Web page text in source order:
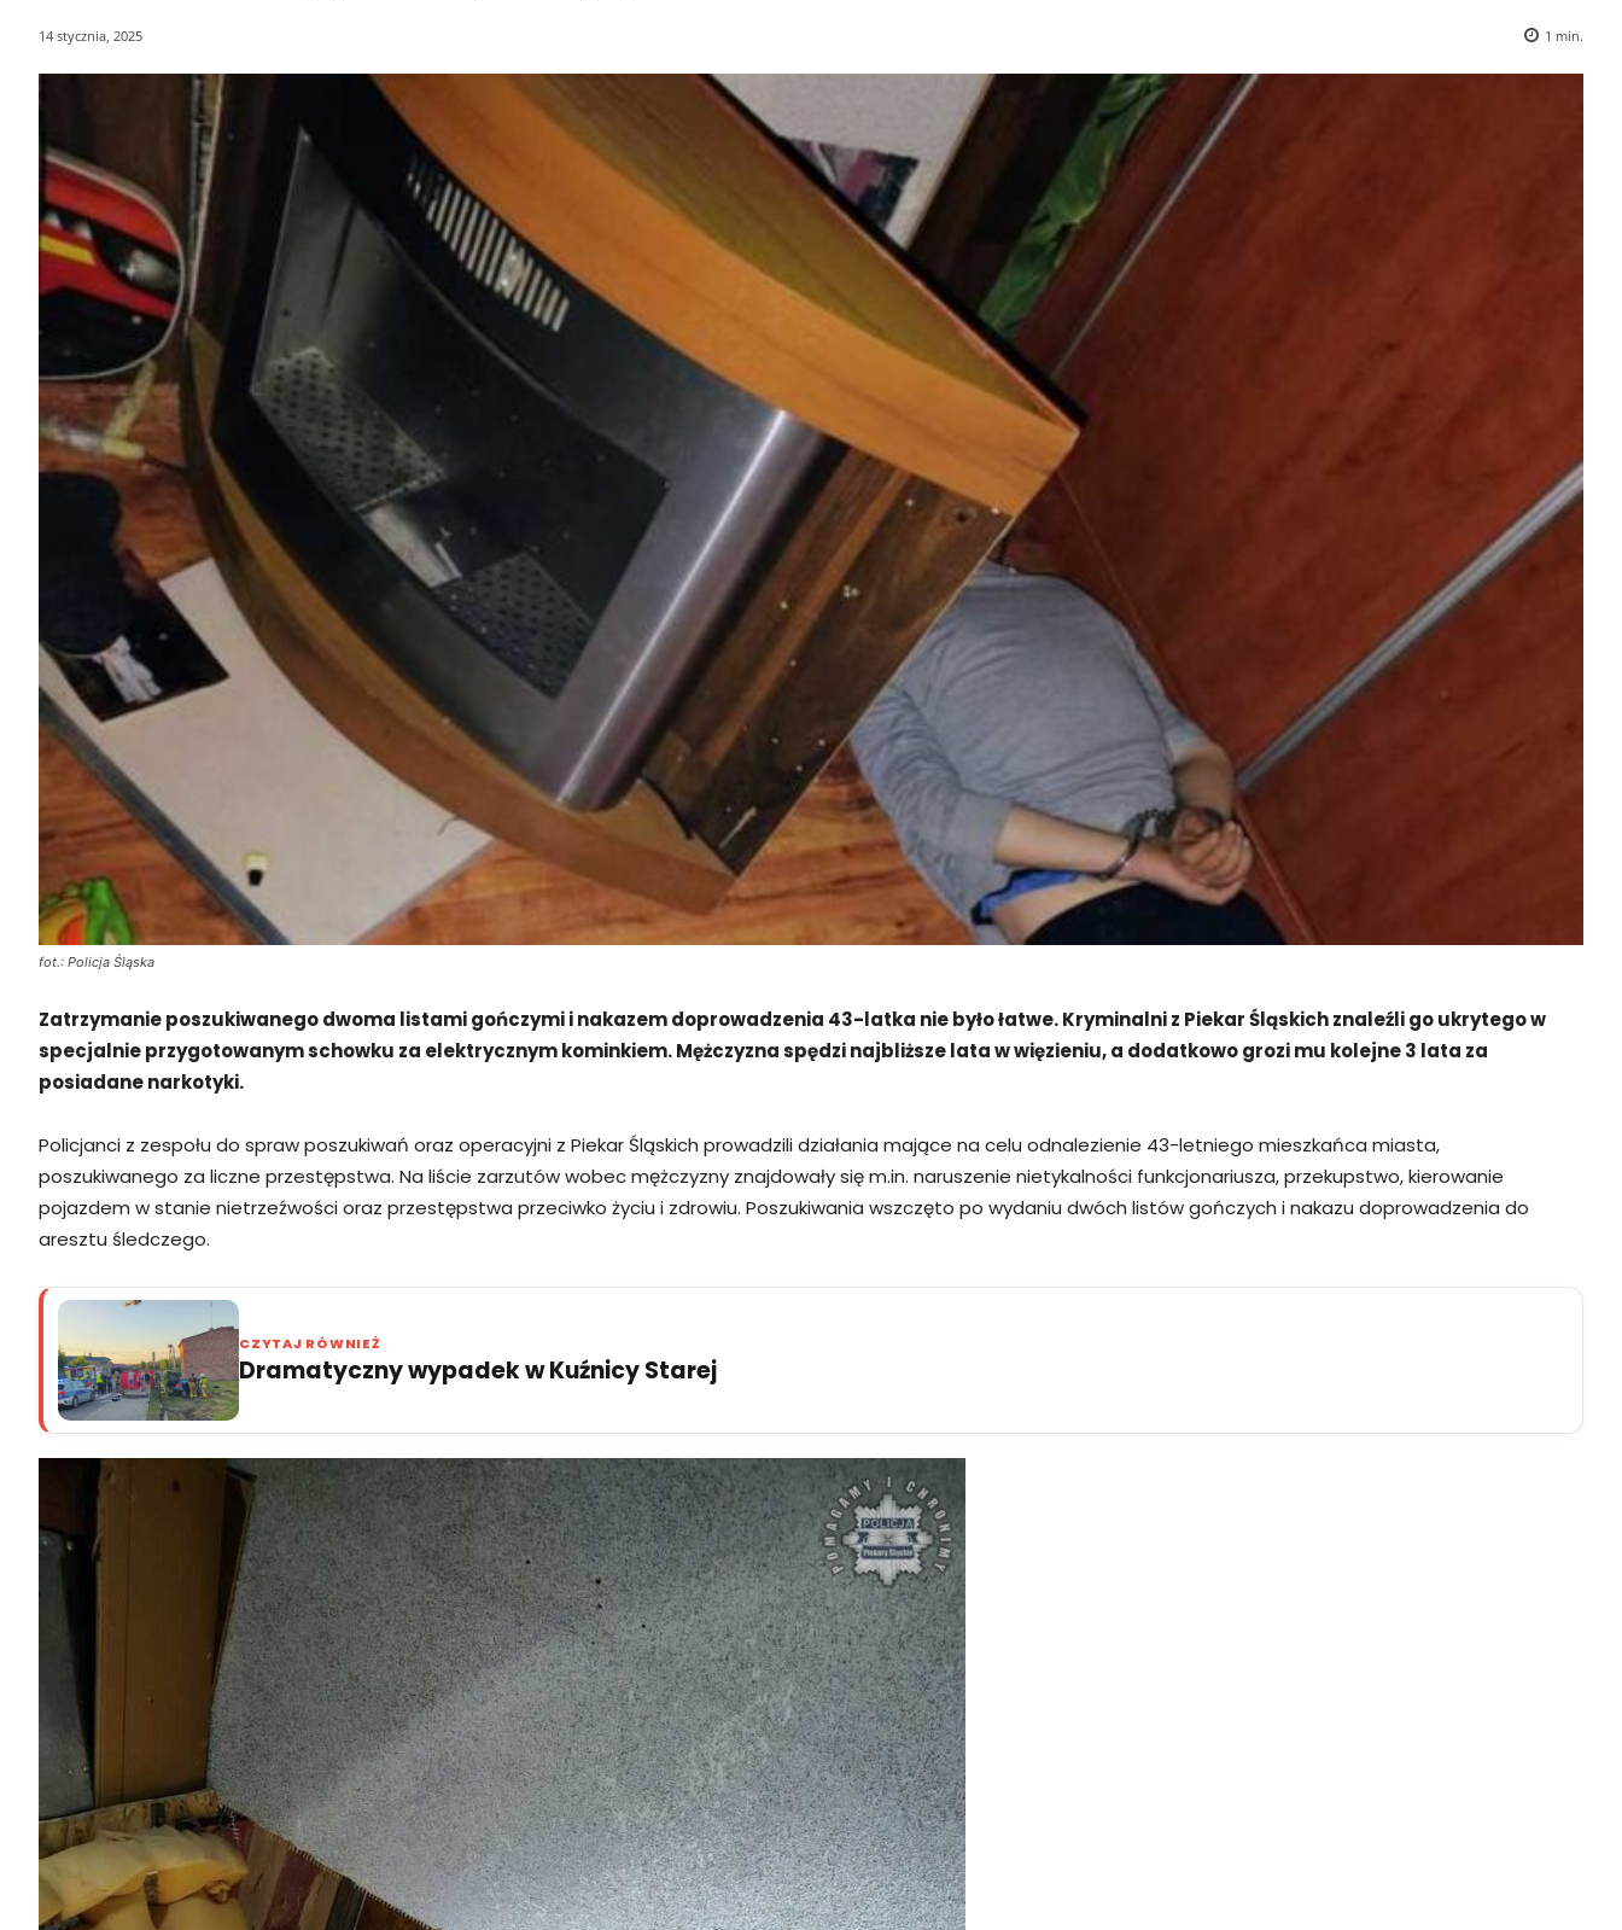
14 stycznia, 2025 1 min.
fot.: Policja Śląska
Zatrzymanie poszukiwanego dwoma listami gończymi i nakazem doprowadzenia 43-latka nie było łatwe. Kryminalni z Piekar Śląskich znaleźli go ukrytego w
specjalnie przygotowanym schowku za elektrycznym kominkiem. Mężczyzna spędzi najbliższe lata w więzieniu, a dodatkowo grozi mu kolejne 3 lata za
posiadane narkotyki.
Policjanci z zespołu do spraw poszukiwań oraz operacyjni z Piekar Śląskich prowadzili działania mające na celu odnalezienie 43-letniego mieszkańca miasta,
poszukiwanego za liczne przestępstwa. Na liście zarzutów wobec mężczyzny znajdowały się m.in. naruszenie nietykalności funkcjonariusza, przekupstwo, kierowanie
pojazdem w stanie nietrzeźwości oraz przestępstwa przeciwko życiu i zdrowiu. Poszukiwania wszczęto po wydaniu dwóch listów gończych i nakazu doprowadzenia do
aresztu śledczego.
CZYTAJ RÓWNIEŻ
Dramatyczny wypadek w Kuźnicy Starej